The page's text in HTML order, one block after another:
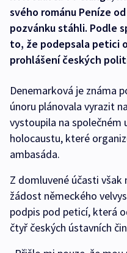
svého románu Peníze
pozvánku stáhli. Podle
to, že podepsala petici
prohlášení českých
Denemarková je známa
únoru plánovala vyrazit
vystoupila na
holocaustu, které
ambasáda.
Z domluvené účasti však
žádost německého
podpis pod peticí, která
čtyř českých ústavních